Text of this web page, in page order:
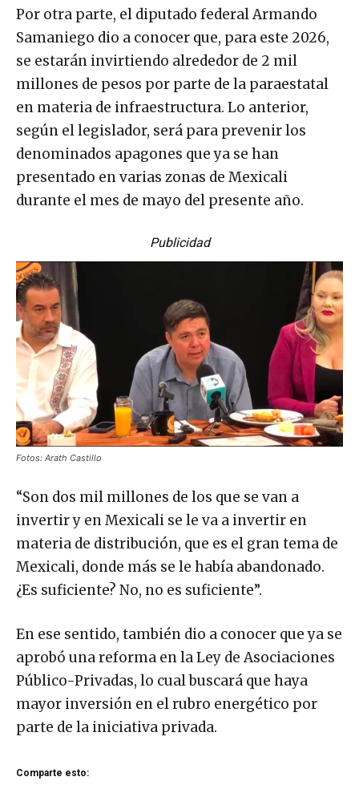
Por otra parte, el diputado federal Armando
Samaniego dio a conocer que, para este 2026,
se estarán invirtiendo alrededor de 2 mil
millones de pesos por parte de la paraestatal
en materia de infraestructura. Lo anterior,
según el legislador, será para prevenir los
denominados apagones que ya se han
presentado en varias zonas de Mexicali
durante el mes de mayo del presente año.
Publicidad
Fotos: Arath Castillo
“Son dos mil millones de los que se van a
invertir y en Mexicali se le va a invertir en
materia de distribución, que es el gran tema de
Mexicali, donde más se le había abandonado.
¿Es suficiente? No, no es suficiente”.
En ese sentido, también dio a conocer que ya se
aprobó una reforma en la Ley de Asociaciones
Público-Privadas, lo cual buscará que haya
mayor inversión en el rubro energético por
parte de la iniciativa privada.
Comparte esto: